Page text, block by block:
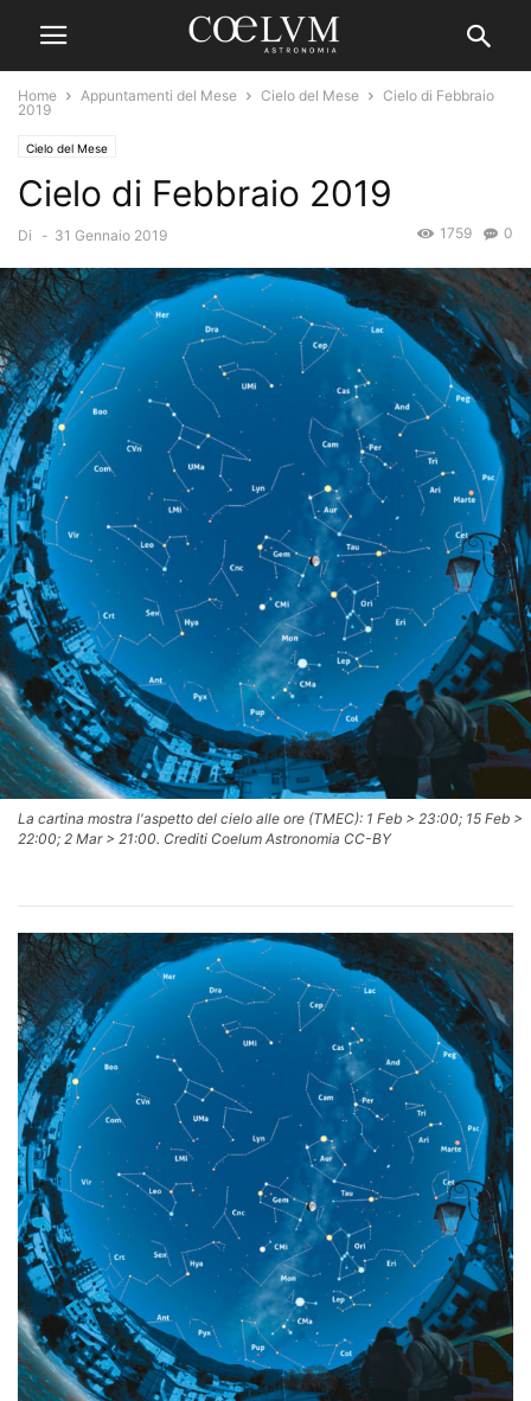
Home Appuntamenti del Mese Cielo del Mese
Cielo di Febbraio
2019
Cielo del Mese
Cielo di Febbraio 2019
Di - 31 Gennaio 2019 0
1759
La cartina mostra l'aspetto del cielo alle ore (TMEC): 1 Feb > 23:00; 15 Feb >
22:00; 2 Mar > 21:00. Crediti Coelum Astronomia CC-BY